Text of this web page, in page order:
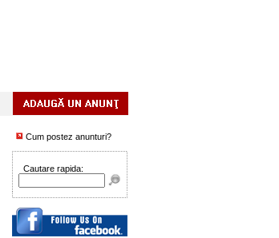
Cum postez anunturi?
Cautare rapida: